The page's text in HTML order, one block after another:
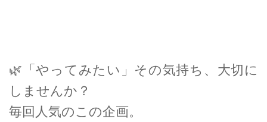
🌿「やってみたい」その気持ち、大切に
しませんか？
毎回人気のこの企画。